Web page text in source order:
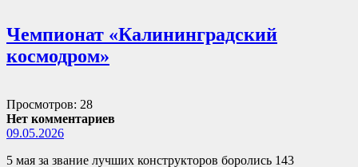
Чемпионат «Калининградский
космодром»
Просмотров: 28
Нет комментариев
09.05.2026
5 мая за звание лучших конструкторов боролись 143